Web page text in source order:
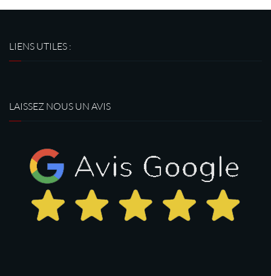
LIENS UTILES :
LAISSEZ NOUS UN AVIS